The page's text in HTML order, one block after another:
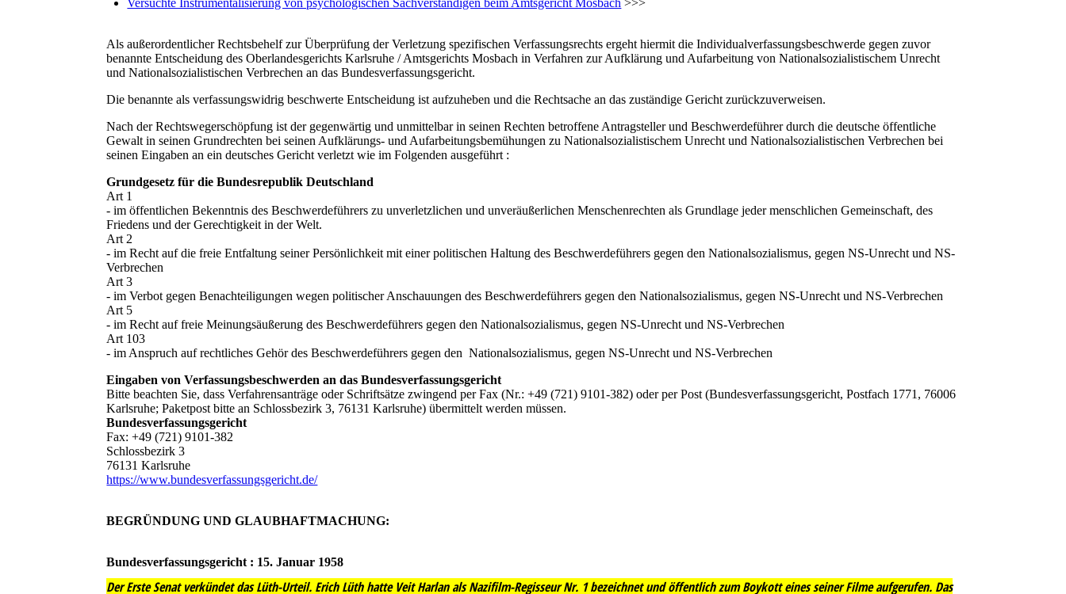
Als außerordentlicher Rechtsbehelf zur Überprüfung der Verletzung spezifischen Verfassungsrechts ergeht hiermit die Individualverfassungsbeschwerde gegen zuvor
benannte Entscheidung des Oberlandesgerichts Karlsruhe / Amtsgerichts Mosbach in Verfahren zur Aufklärung und Aufarbeitung von Nationalsozialistischem Unrecht
und Nationalsozialistischen Verbrechen an das Bundesverfassungsgericht.
Die benannte als verfassungswidrig beschwerte Entscheidung ist aufzuheben und die Rechtsache an das zuständige Gericht zurückzuverweisen.
Nach der Rechtswegerschöpfung ist der gegenwärtig und unmittelbar in seinen Rechten betroffene Antragsteller und Beschwerdeführer durch die deutsche öffentliche
Gewalt in seinen Grundrechten bei seinen Aufklärungs- und Aufarbeitungsbemühungen zu Nationalsozialistischem Unrecht und Nationalsozialistischen Verbrechen bei
seinen Eingaben an ein deutsches Gericht verletzt wie im Folgenden ausgeführt :
Grundgesetz für die Bundesrepublik Deutschland
Art 1
- im öffentlichen Bekenntnis des Beschwerdeführers zu unverletzlichen und unveräußerlichen Menschenrechten als Grundlage jeder menschlichen Gemeinschaft, des
Friedens und der Gerechtigkeit in der Welt.
Art 2
- im Recht auf die freie Entfaltung seiner Persönlichkeit mit einer politischen Haltung des Beschwerdeführers gegen den Nationalsozialismus, gegen NS-Unrecht und NS-
Verbrechen
Art 3
- im Verbot gegen Benachteiligungen wegen politischer Anschauungen des Beschwerdeführers gegen den Nationalsozialismus, gegen NS-Unrecht und NS-Verbrechen
Art 5
- im Recht auf freie Meinungsäußerung des Beschwerdeführers gegen den Nationalsozialismus, gegen NS-Unrecht und NS-Verbrechen
Art 103
- im Anspruch auf rechtliches Gehör des Beschwerdeführers gegen den Nationalsozialismus, gegen NS-Unrecht und NS-Verbrechen
Eingaben von Verfassungsbeschwerden an das Bundesverfassungsgericht
Bitte beachten Sie, dass Verfahrensanträge oder Schriftsätze zwingend per Fax (Nr.: +49 (721) 9101-382) oder per Post (Bundesverfassungsgericht, Postfach 1771, 76006
Karlsruhe; Paketpost bitte an Schlossbezirk 3, 76131 Karlsruhe) übermittelt werden müssen.
Bundesverfassungsgericht
Fax: +49 (721) 9101-382
Schlossbezirk 3
76131 Karlsruhe
https://www.bundesverfassungsgericht.de/
BEGRÜNDUNG UND GLAUBHAFTMACHUNG:
Bundesverfassungsgericht : 15. Januar 1958
Der Erste Senat verkündet das Lüth-Urteil. Erich Lüth hatte Veit Harlan als Nazifilm-Regisseur Nr. 1 bezeichnet und öffentlich zum Boykott eines seiner Filme aufgerufen. Das